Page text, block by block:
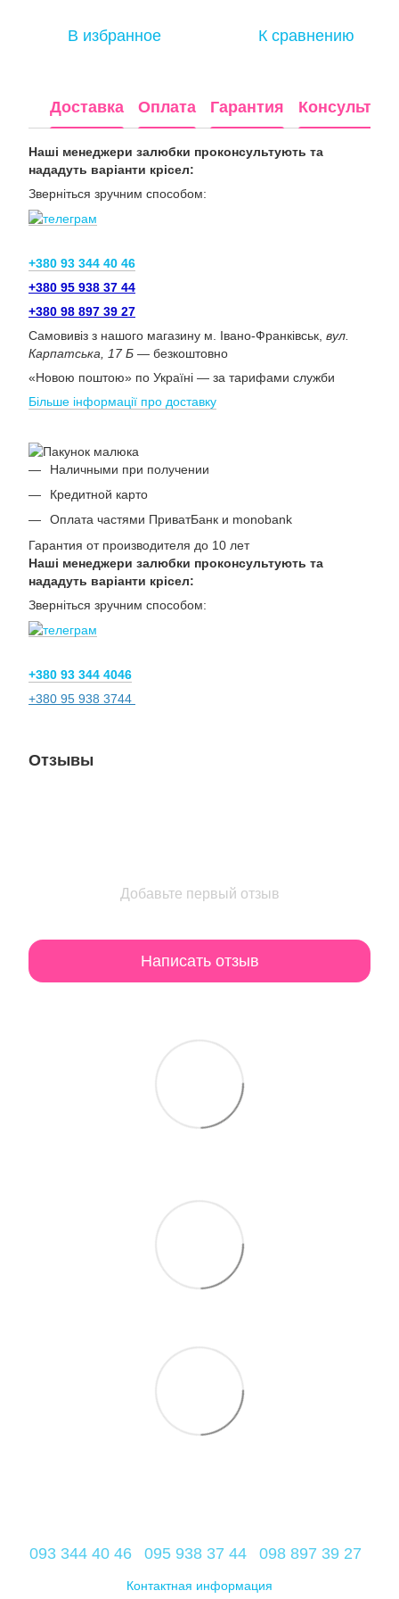
В избранное К сравнению
Доставка Оплата Гарантия
Наші менеджери залюбки проконсультують та
нададуть варіанти крісел:
Зверніться зручним способом:
+380 93 344 40 46
+380 95 938 37 44
+380 98 897 39 27
Самовивіз з нашого магазину м. Івано-Франківськ, вул.
Карпатська, 17 Б — безкоштовно
«Новою поштою» по Україні — за тарифами служби
Більше інформації про доставку
Наличными при получении
Кредитной карто
Оплата частями ПриватБанк и monobank
Гарантия от производителя до 10 лет
Наші менеджери залюбки проконсультують та
нададуть варіанти крісел:
Зверніться зручним способом:
+380 93 344 4046
+380 95 938 3744
Отзывы
Добавьте первый отзыв
Написать отзыв
093 344 40 46 095 938 37 44 098 897 39 27
Контактная информация